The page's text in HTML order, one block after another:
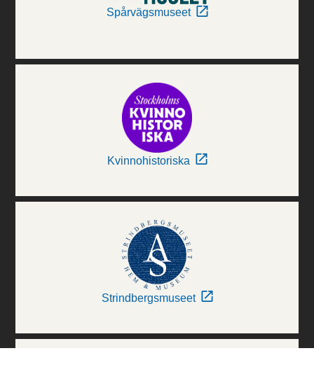
Spårvägsmuseet
Kvinnohistoriska
Strindbergsmuseet